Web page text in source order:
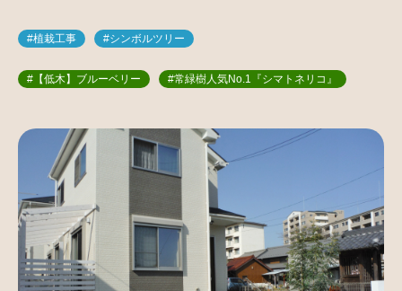
#植栽工事 #シンボルツリー
#【低木】ブルーベリー #常緑樹人気No.1『シマトネリコ』